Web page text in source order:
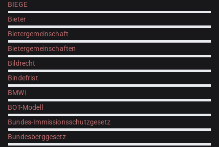
BIEGE
Bieter
Bietergemeinschaft
Bietergemeinschaften
Bildrecht
Bindefrist
BMWi
BOT-Modell
Bundes-Immissionsschutzgesetz
Bundesberggesetz